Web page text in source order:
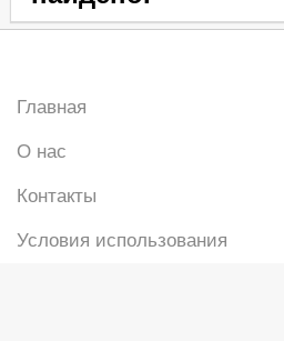
Главная
О нас
Контакты
Условия использования